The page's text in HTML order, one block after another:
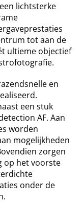
lichtsterke
tot aan de
ultieme objectief
en
een stuk
AF. Aan
worden
mogelijkheden
zorgen
op het voorste
onder de